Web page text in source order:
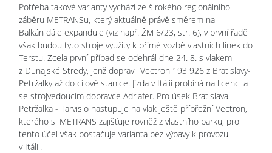
Potřeba takové varianty vychází ze širokého regionálního
záběru METRANSu, který aktuálně právě směrem na
Balkán dále expanduje (viz např. ŽM 6/23, str. 6), v první řadě
však budou tyto stroje využity k přímé vozbě vlastních linek do
Terstu. Zcela první případ se odehrál dne 24. 8. s vlakem
z Dunajské Stredy, jenž dopravil Vectron 193 926 z Bratislavy-
Petržalky až do cílové stanice. Jízda v Itálii probíhá na licenci a
se strojvedoucím dopravce Adriafer. Pro úsek Bratislava-
Petržalka - Tarvisio nastupuje na vlak ještě přípřežní Vectron,
kterého si METRANS zajišťuje rovněž z vlastního parku, pro
tento účel však postačuje varianta bez výbavy k provozu
v Itálii.